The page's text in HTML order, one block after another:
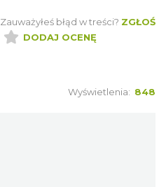
Zauważyłeś błąd w treści? ZGŁOŚ
DODAJ OCENĘ
Wyświetlenia: 848